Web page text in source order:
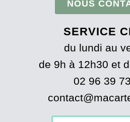
NOUS
SERVICE
du lundi au
de 9h à 12h30 et
02 96 39